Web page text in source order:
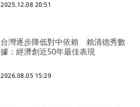
2025.12.08 20:51
台灣逐步降低對中依賴 賴清德秀數
據：經濟創近50年最佳表現
2026.08.05 15:29